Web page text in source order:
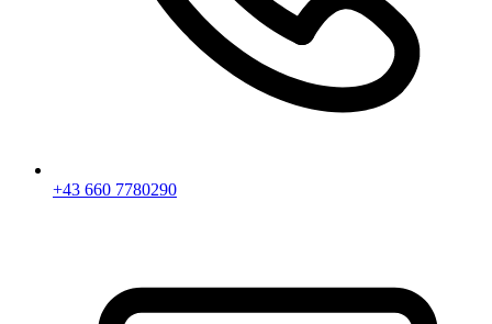
+43 660 7780290